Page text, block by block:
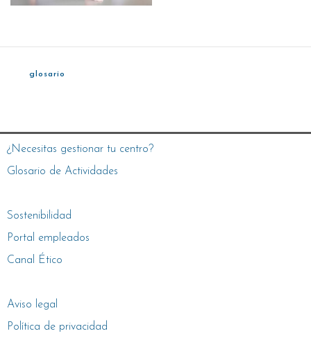
glosario
¿Necesitas gestionar tu centro?
Glosario de Actividades
Sostenibilidad
Portal empleados
Canal Ético
Aviso legal
Política de privacidad